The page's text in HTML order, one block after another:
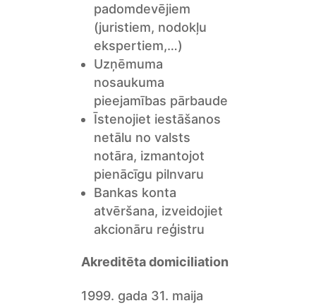
padomdevējiem
(juristiem, nodokļu
ekspertiem,…)
Uzņēmuma
nosaukuma
pieejamības pārbaude
Īstenojiet iestāšanos
netālu no valsts
notāra, izmantojot
pienācīgu pilnvaru
Bankas konta
atvēršana, izveidojiet
akcionāru reģistru
Akreditēta domiciliation
1999. gada 31. maija